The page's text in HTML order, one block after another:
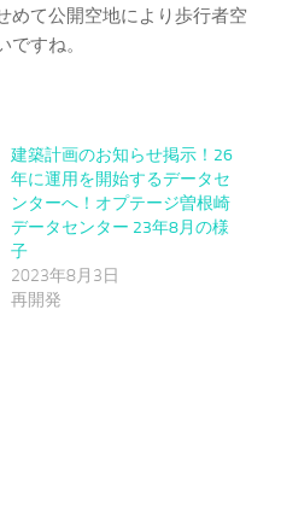
めて公開空地により歩行者空
すね。
建築計画のお知らせ掲示！26
年に運用を開始するデータセ
ンターへ！オプテージ曽根崎
データセンター 23年8月の様
子
2023年8月3日
再開発